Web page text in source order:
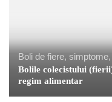
Boli de fiere,
Bolile colecistului
regim alimentar